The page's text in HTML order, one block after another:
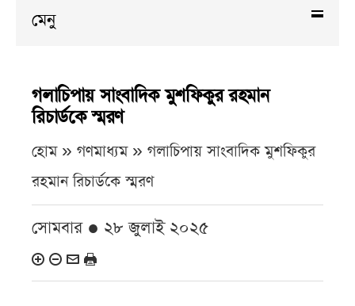
মেনু
গলাচিপায় সাংবাদিক মুশফিকুর রহমান
রিচার্ডকে স্মরণ
হোম » গণমাধ্যম » গলাচিপায় সাংবাদিক মুশফিকুর
রহমান রিচার্ডকে স্মরণ
সোমবার ● ২৮ জুলাই ২০২৫